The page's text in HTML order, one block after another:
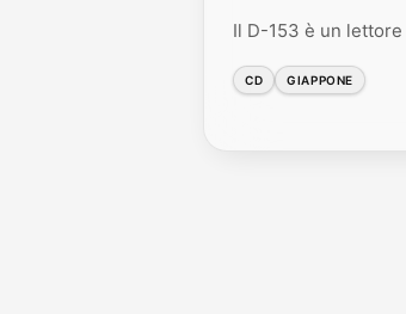
Il D-153 è un
CD GIAPPONE